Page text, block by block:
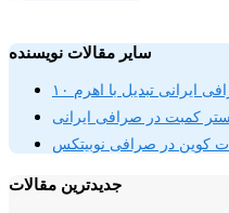
سایر مقالات نویسنده
ایرانی تبدیل با اهرم ۱۰
کمبت در صرافی ایرانی
کوین در صرافی نوبیتکس
جدیدترین مقالات